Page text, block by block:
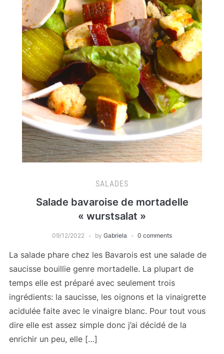
SALADES
Salade bavaroise de mortadelle
« wurstsalat »
09/12/2022 by Gabriela 0 comments
La salade phare chez les Bavarois est une salade de
saucisse bouillie genre mortadelle. La plupart de
temps elle est préparé avec seulement trois
ingrédients: la saucisse, les oignons et la vinaigrette
acidulée faite avec le vinaigre blanc. Pour tout vous
dire elle est assez simple donc j’ai décidé de la
enrichir un peu, elle […]